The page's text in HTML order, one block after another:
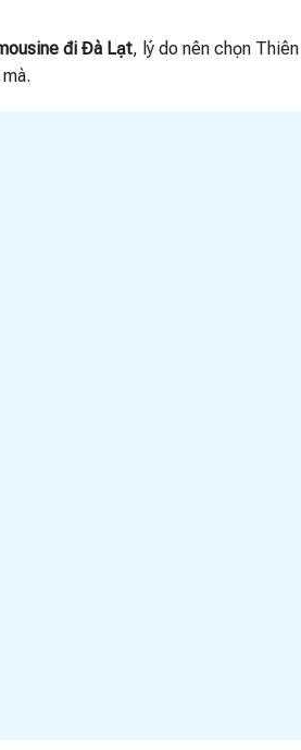
đi Đà Lạt, lý do nên chọn